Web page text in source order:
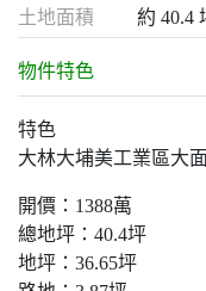
土地面積
約 40.4
物件特色
特色
大林大埔美工業區大
開價：1388萬
總地坪：40.4坪
地坪：36.65坪